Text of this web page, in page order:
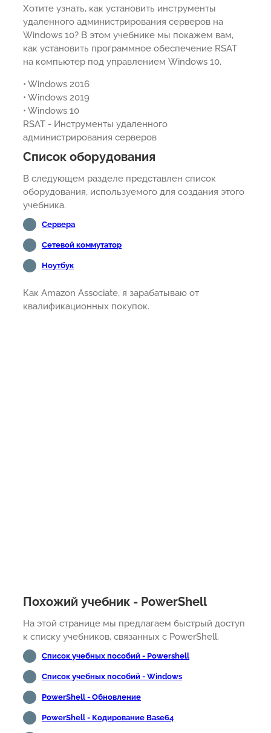
Хотите узнать, как установить инструменты
удаленного администрирования серверов на
Windows 10? В этом учебнике мы покажем вам,
как установить программное обеспечение RSAT
на компьютер под управлением Windows 10.
• Windows 2016
• Windows 2019
• Windows 10
RSAT - Инструменты удаленного
администрирования серверов
Список оборудования
В следующем разделе представлен список
оборудования, используемого для создания этого
учебника.
Сервера
Сетевой коммутатор
Ноутбук
Как Amazon Associate, я зарабатываю от
квалификационных покупок.
Похожий учебник - PowerShell
На этой странице мы предлагаем быстрый доступ
к списку учебников, связанных с PowerShell.
Список учебных пособий - Powershell
Список учебных пособий - Windows
PowerShell - Обновление
PowerShell - Кодирование Base64